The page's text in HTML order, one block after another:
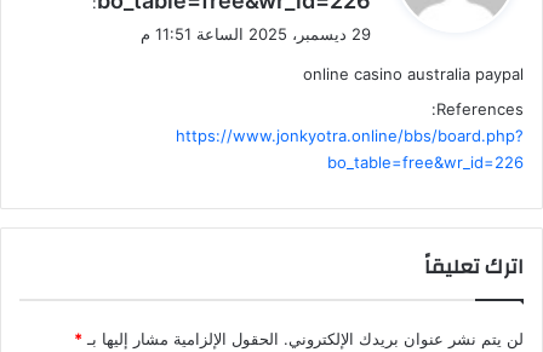
29 ديسمبر، 2025 الساعة 11:51 م
online casino australia paypal
References:
https://www.jonkyotra.online/bbs/board.php?
bo_table=free&wr_id=226
اترك تعليقاً
لن يتم نشر عنوان بريدك الإلكتروني. الحقول الإلزامية مشار إليها بـ*